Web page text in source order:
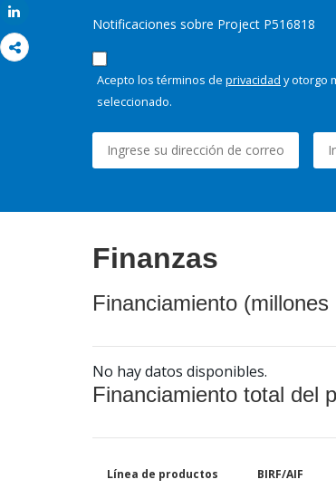
Notificaciones sobre Project P516818
Acepto los términos de privacidad y otorgo
seleccionado.
Finanzas
Financiamiento (millones
No hay datos disponibles.
Financiamiento total del
Línea de productos BIRF/AIF